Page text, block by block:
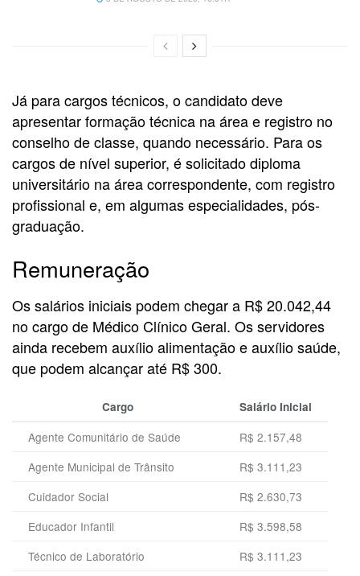
Já para cargos técnicos, o candidato deve
apresentar formação técnica na área e registro no
conselho de classe, quando necessário. Para os
cargos de nível superior, é solicitado diploma
universitário na área correspondente, com registro
profissional e, em algumas especialidades, pós-
graduação.
Remuneração
Os salários iniciais podem chegar a R$ 20.042,44
no cargo de Médico Clínico Geral. Os servidores
ainda recebem auxílio alimentação e auxílio saúde,
que podem alcançar até R$ 300.
Cargo Salário Inicial
Agente Comunitário de Saúde
R$ 2.157,48
Agente Municipal de Trânsito
R$ 3.111,23
Cuidador Social
R$ 2.630,73
Educador Infantil
R$ 3.598,58
Técnico de Laboratório
R$ 3.111,23